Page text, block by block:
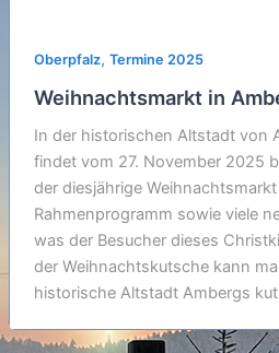
Oberpfalz, Termine 2025
Weihnachtsmarkt in
In der historischen Altstadt von
findet vom 27. November 2025
der diesjährige
Rahmenprogramm sowie viele
was der Besucher dieses
der Weihnachtskutsche kann
historische Altstadt Ambergs